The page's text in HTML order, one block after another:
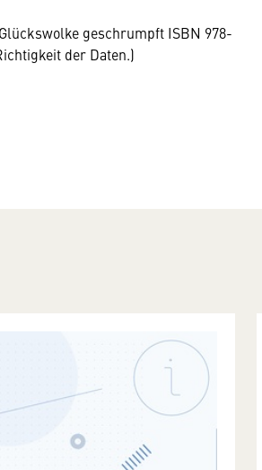
geschrumpft ISBN 978-
der Daten.)